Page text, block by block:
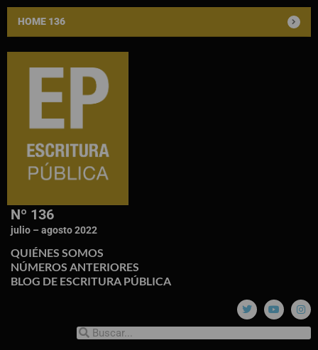
HOME 136
Nº 136
julio – agosto 2022
QUIÉNES SOMOS
NÚMEROS ANTERIORES
BLOG DE ESCRITURA PÚBLICA